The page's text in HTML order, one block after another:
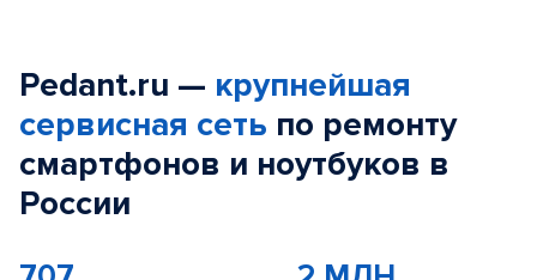
Pedant.ru — крупнейшая
сервисная сеть по ремонту
смартфонов и ноутбуков в
России